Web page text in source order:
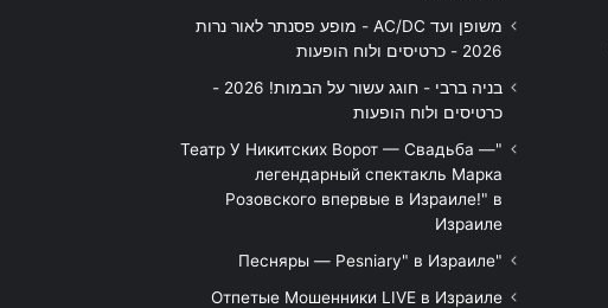
משופן ועד AC/DC - מופע פסנתר לאור נרות
2026 - כרטיסים ולוח הופעות
בניה ברבי - חוגג עשור על הבמות! 2026 -
כרטיסים ולוח הופעות
"Театр У Никитских Ворот — Свадьба —
легендарный спектакль Марка
Розовского впервые в Израиле!" в
Израиле
"Песняры — Pesniary" в Израиле
Отпетые Мошенники LIVE в Израиле